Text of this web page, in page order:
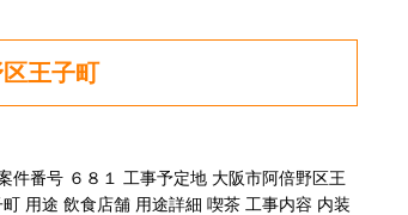
王子町
件番号 ６８１ 工事予定地 大阪市阿倍野区王
町 用途 飲食店舗 用途詳細 喫茶 工事内容 内装